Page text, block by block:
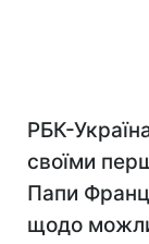
РБК-
своїми
Папи
щодо